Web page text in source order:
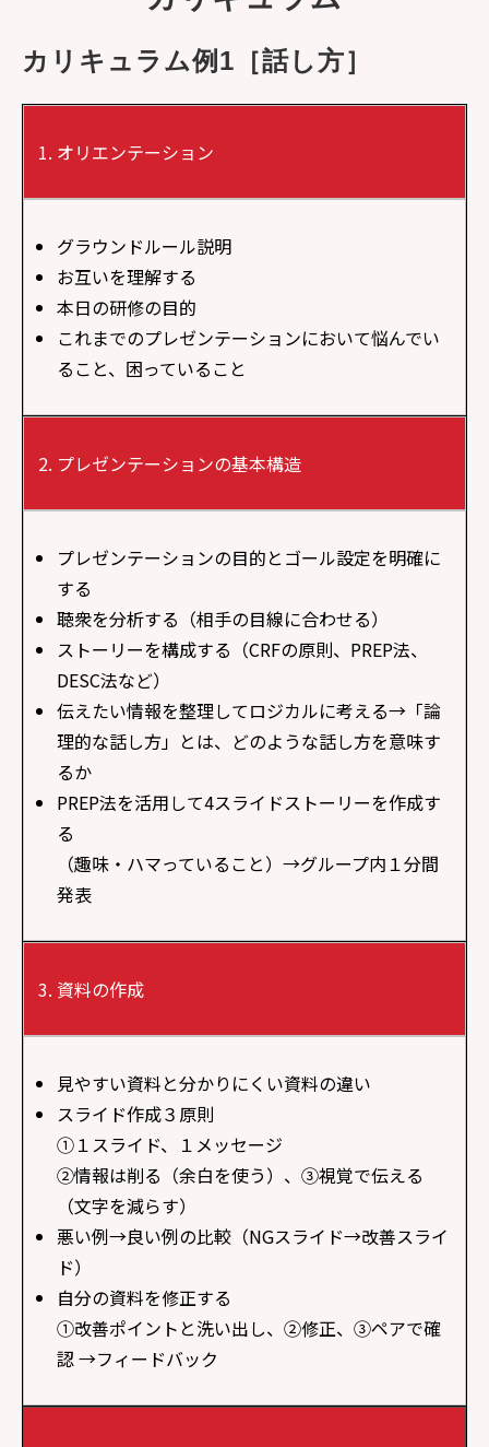
カリキュラム例1［話し方］
オリエンテーション
グラウンドルール説明
お互いを理解する
本日の研修の目的
これまでのプレゼンテーションにおいて悩んでい
ること、困っていること
プレゼンテーションの基本構造
プレゼンテーションの目的とゴール設定を明確に
する
聴衆を分析する（相手の目線に合わせる）
ストーリーを構成する（CRFの原則、PREP法、
DESC法など）
伝えたい情報を整理してロジカルに考える→「論
理的な話し方」とは、どのような話し方を意味す
るか
PREP法を活用して4スライドストーリーを作成す
る
（趣味・ハマっていること）→グループ内１分間
発表
資料の作成
見やすい資料と分かりにくい資料の違い
スライド作成３原則
①１スライド、１メッセージ
②情報は削る（余白を使う）、③視覚で伝える
（文字を減らす）
悪い例→良い例の比較（NGスライド→改善スライ
ド）
自分の資料を修正する
①改善ポイントと洗い出し、②修正、③ペアで確
認 →フィードバック